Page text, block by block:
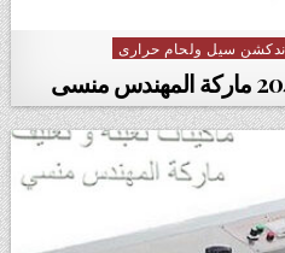
سيل ولحام حرارى